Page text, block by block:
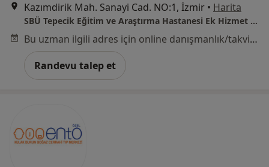
Kazımdirik Mah. Sanayi Cad. NO:1, İzmir • Harita
SBÜ Tepecik Eğitim ve Araştırma Hastanesi Ek Hizmet Binası
Bu uzman ilgili adres için online danışmanlık/takvim sunmuyor.
Randevu talep et